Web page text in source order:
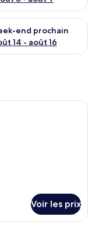
7 - août 9
end prochain
14 - août 16
disponibilité pour
forts dans les
Voir les prix